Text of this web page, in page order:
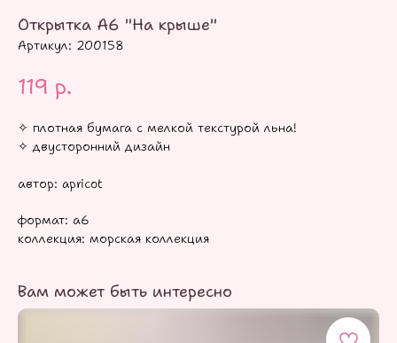
Открытка А6 "На крыше"
Артикул: 200158
119 р.
✧ плотная бумага с мелкой текстурой льна!
✧ двусторонний дизайн
автор: apricot
формат: а6
коллекция: морская коллекция
Вам может быть интересно